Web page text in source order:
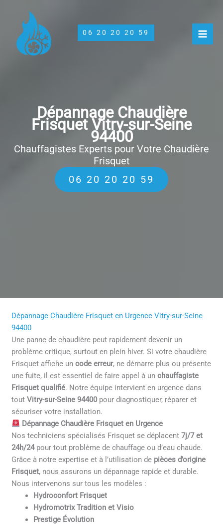
contenu
06 20 20 20 59
Dépannage Chaudière
Frisquet Vitry-sur-Seine
94400
Chauffagistes Experts pour Votre Chaudière
Frisquet
06 20 20 20 59
Dépannage Chaudière Frisquet en Urgence Vitry-sur-Seine
94400
Une panne de chaudière peut rapidement devenir un
problème critique, surtout en plein hiver. Si votre chaudière
Frisquet affiche uncode erreur, ne démarre plus ou présente
une fuite, il est essentiel de faire appel à unchauffagiste
Frisquet qualifié. Notre équipe intervient en urgence dans
toutVitry-sur-Seine 94400 pour diagnostiquer, réparer et
sécuriser votre installation.
Dépannage Chaudière Frisquet en Urgence
Nos techniciens spécialisés Frisquet se déplacent7j/7 et
24h/24pour tout problème de chauffage ou d’eau chaude.
Grâce à notre expertise et à l’utilisation de pièces d’origine
Frisquet, nous assurons un dépannage rapide et durable.
Nous intervenons sur tous les modèles :
Hydroconfort Frisquet
Hydromotrix Tradition et Visio
Prestige Évolution